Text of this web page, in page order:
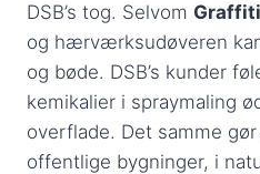
DSB’s tog. Selvom
og hærværksudøveren
og bøde. DSB’s kunder
kemikalier i spraymaling
overflade. Det samme
offentlige bygninger, i